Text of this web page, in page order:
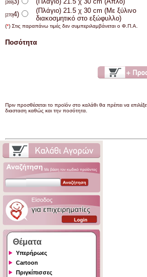
[269]
[270]4)
(Πλάγιο) 21.5 χ 30 cm (Με ξύλινο
διακοσμητικό στο εξώφυλλο)
(*) Στις παραπάνω τιμές δεν συμπεριλαμβάνεται ο Φ.Π.Α.
Ποσότητα
Πριν προσθέσεται το προϊόν στο καλάθι θα πρέπει να
διασταση καθώς και την ποσότητα.
Θέματα
Υπερήρωες
Cartoon
Πριγκίπισσες